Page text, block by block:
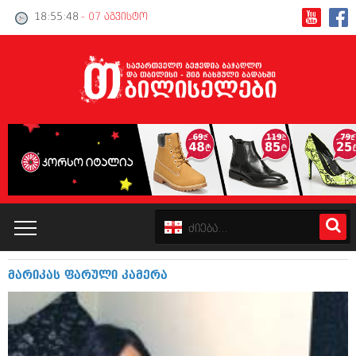
18:55:49 - 07 აგვისტო
კატალოგი
პოლიტიკა
ინტერვიუები
მარიკას ფარული კამერა